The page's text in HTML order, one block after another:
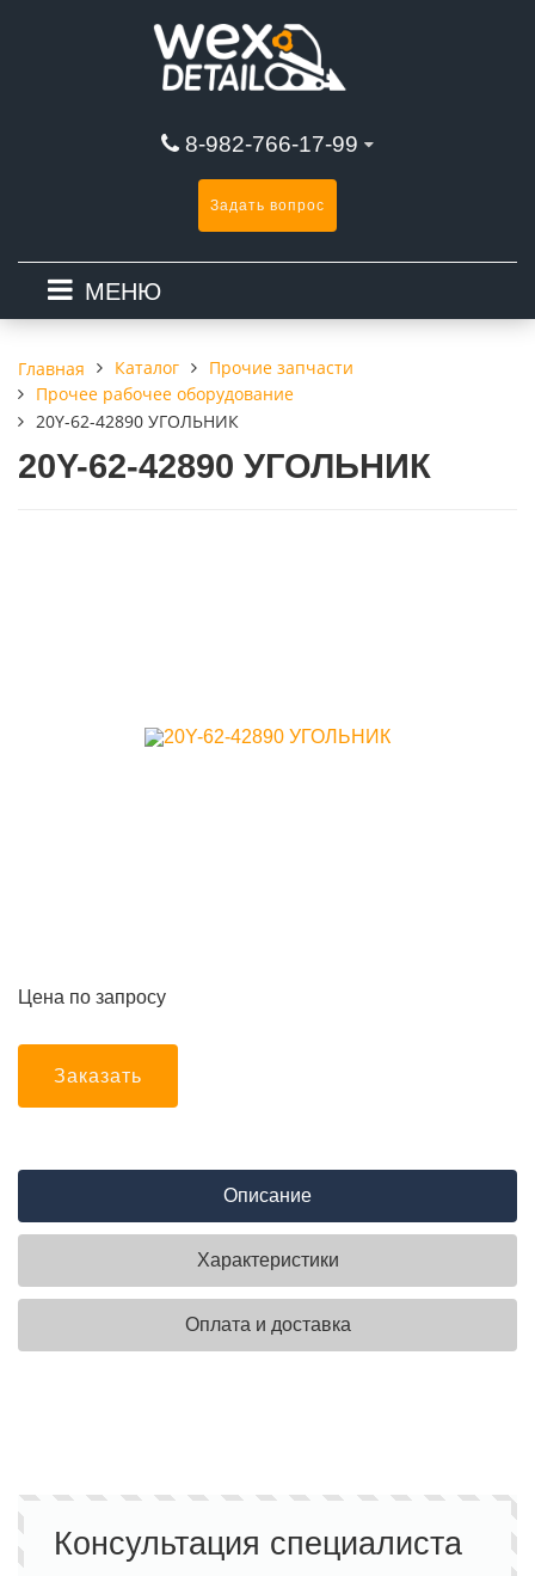
8-982-766-17-99
Задать вопрос
МЕНЮ
Главная Каталог
Прочие запчасти
Прочее рабочее оборудование
20Y-62-42890 УГОЛЬНИК
20Y-62-42890 УГОЛЬНИК
Цена по запросу
Заказать
Описание
Характеристики
Оплата и доставка
Консультация специалиста